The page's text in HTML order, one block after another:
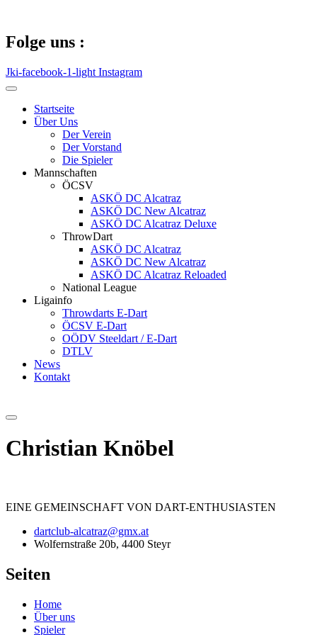
springen
Folge uns :
Jki-facebook-1-light Instagram
Startseite
Über Uns
Der Verein
Der Vorstand
Die Spieler
Mannschaften
ÖCSV
ASKÖ DC Alcatraz
ASKÖ DC New Alcatraz
ASKÖ DC Alcatraz Deluxe
ThrowDart
ASKÖ DC Alcatraz
ASKÖ DC New Alcatraz
ASKÖ DC Alcatraz Reloaded
National League
Ligainfo
Throwdarts E-Dart
ÖCSV E-Dart
OÖDV Steeldart / E-Dart
DTLV
News
Kontakt
Christian Knöbel
EINE GEMEINSCHAFT VON DART-ENTHUSIASTEN
dartclub-alcatraz@gmx.at
Wolfernstraße 20b, 4400 Steyr
Seiten
Home
Über uns
Spieler